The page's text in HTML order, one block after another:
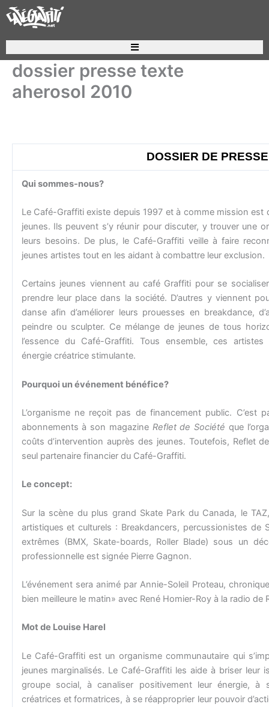
Aller
au
dossier presse texte
aherosol 2010
DOSSIER DE PRESSE
Qui sommes-nous?
Le Café-Graffiti existe depuis 1997 et à comme mission est
jeunes. Ils peuvent s’y réunir pour discuter, y trouver une
leurs besoins. De plus, le Café-Graffiti veille à faire
jeunes artistes tout en les aidant à combattre leur exclusion.
Certains jeunes viennent au café Graffiti pour se
prendre leur place dans la société. D’autres y viennent
danse afin d’améliorer leurs prouesses en breakdance,
peindre ou sculpter. Ce mélange de jeunes de tous
l’essence du Café-Graffiti. Tous ensemble, ces
énergie créatrice stimulante.
Pourquoi un événement bénéfice?
L’organisme ne reçoit pas de financement public. C’est
abonnements à son magazine Reflet de Société que
coûts d’intervention auprès des jeunes. Toutefois, Reflet
seul partenaire financier du Café-Graffiti.
Le concept:
Sur la scène du plus grand Skate Park du Canada, le
artistiques et culturels : Breakdancers, percussionistes de
extrêmes (BMX, Skate-boards, Roller Blade) sous un
professionnelle est signée Pierre Gagnon.
L’événement sera animé par Annie-Soleil Proteau,
bien meilleure le matin» avec René Homier-Roy à la radio de
Mot de Louise Harel
Le Café-Graffiti est un organisme communautaire qui
jeunes marginalisés. Le Café-Graffiti les aide à briser leur
groupe social, à canaliser positivement leur énergie, à
créatrices et formatrices, à se réapproprier leur pouvoir